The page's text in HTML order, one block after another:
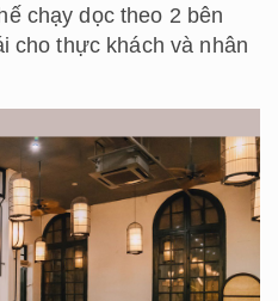
chạy dọc theo 2 bên
cho thực khách và nhân